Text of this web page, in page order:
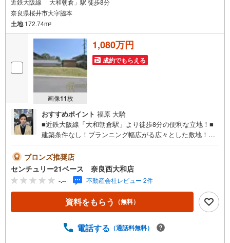
奈良県桜井市大字脇本
土地172.74m2
画像11枚
1,080万円
成約でもらえる
おすすめポイント 福原 大騎
■近鉄大阪線「大和朝倉駅」より徒歩8分の便利な立地！■
建築条件なし！プランニング幅広がる広々とした敷地！◇
りのお時間でもご見学可！・今から見たい！というお声に
もご対応できます！◇住宅ローンもお任せください！◇・
提携銀行多数あり（地方銀行・都市銀行・信用金庫etc）・
優遇後適用金利 0.875％～（審査内容により異なります）--
- ◇◇ Yahoo！不動産キャンペーン対象店舗 ◇◇ ----当店で
物件を成約いただくとPayPayボーナスライトがもらえる
ます。「資料をもらう」「見学予約をする」からエントリ
ブロンズ推奨店
センチュリー21ベース 奈良西大和店
-.-- 不動産会社レビュー 2件
資料をもらう （無料）
電話する （通話料無料）